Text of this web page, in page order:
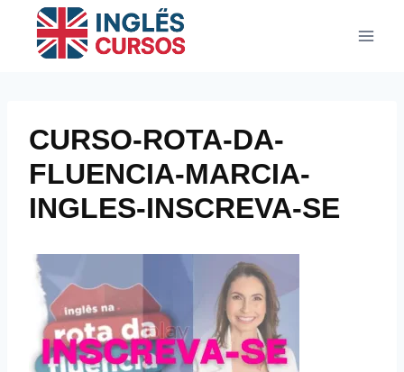
CURSO-ROTA-DA-
FLUENCIA-MARCIA-
INGLES-INSCREVA-SE